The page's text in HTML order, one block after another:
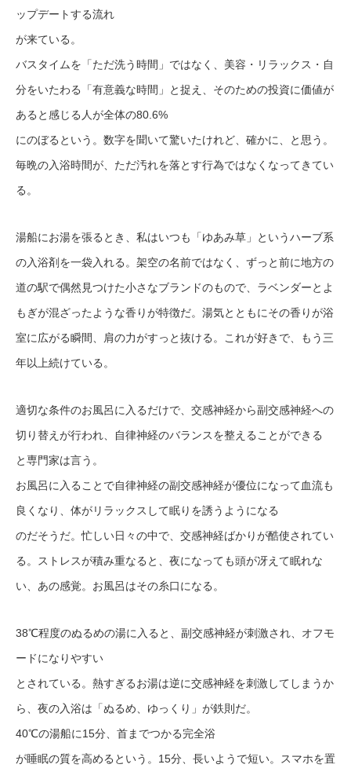
ップデートする流れ
が来ている。
バスタイムを「ただ洗う時間」ではなく、美容・リラックス・自
分をいたわる「有意義な時間」と捉え、そのための投資に価値が
あると感じる人が全体の80.6%
にのぼるという。数字を聞いて驚いたけれど、確かに、と思う。
毎晩の入浴時間が、ただ汚れを落とす行為ではなくなってきてい
る。
湯船にお湯を張るとき、私はいつも「ゆあみ草」というハーブ系
の入浴剤を一袋入れる。架空の名前ではなく、ずっと前に地方の
道の駅で偶然見つけた小さなブランドのもので、ラベンダーとよ
もぎが混ざったような香りが特徴だ。湯気とともにその香りが浴
室に広がる瞬間、肩の力がすっと抜ける。これが好きで、もう三
年以上続けている。
適切な条件のお風呂に入るだけで、交感神経から副交感神経への
切り替えが行われ、自律神経のバランスを整えることができる
と専門家は言う。
お風呂に入ることで自律神経の副交感神経が優位になって血流も
良くなり、体がリラックスして眠りを誘うようになる
のだそうだ。忙しい日々の中で、交感神経ばかりが酷使されてい
る。ストレスが積み重なると、夜になっても頭が冴えて眠れな
い、あの感覚。お風呂はその糸口になる。
38℃程度のぬるめの湯に入ると、副交感神経が刺激され、オフモ
ードになりやすい
とされている。熱すぎるお湯は逆に交感神経を刺激してしまうか
ら、夜の入浴は「ぬるめ、ゆっくり」が鉄則だ。
40℃の湯船に15分、首までつかる完全浴
が睡眠の質を高めるという。15分、長いようで短い。スマホを置